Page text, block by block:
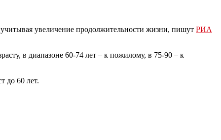
увеличение продолжительности жизни, пишут РИА
в диапазоне 60-74 лет – к пожилому, в 75-90 – к
до 60 лет.